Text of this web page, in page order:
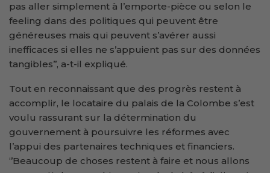
pas aller simplement à l’emporte-pièce ou selon le
feeling dans des politiques qui peuvent être
généreuses mais qui peuvent s’avérer aussi
inefficaces si elles ne s’appuient pas sur des données
tangibles’’, a-t-il expliqué.
Tout en reconnaissant que des progrès restent à
accomplir, le locataire du palais de la Colombe s’est
voulu rassurant sur la détermination du
gouvernement à poursuivre les réformes avec
l’appui des partenaires techniques et financiers.
‘’Beaucoup de choses restent à faire et nous allons